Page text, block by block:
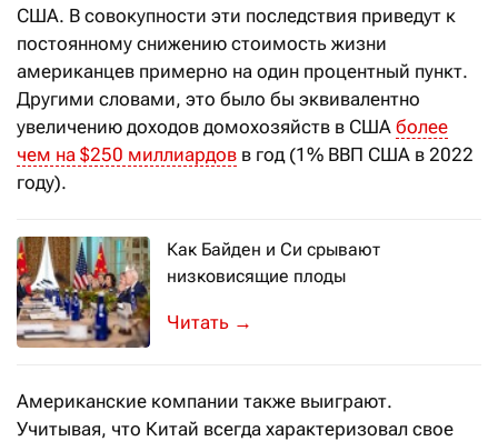
США. В совокупности эти последствия приведут к
постоянному снижению стоимость жизни
американцев примерно на один процентный пункт.
Другими словами, это было бы эквивалентно
увеличению доходов домохозяйств в США более
чем на $250 миллиардов в год (1% ВВП США в 2022
году).
Как Байден и Си срывают
низковисящие плоды
Недавняя встреча лидеров двух
→
Американские компании также выиграют.
Учитывая, что Китай всегда характеризовал свое